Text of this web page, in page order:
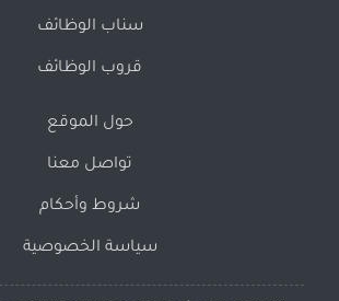
سناب الوظائف
قروب الوظائف
حول الموقع
تواصل معنا
شروط وأحكام
سياسة الخصوصية